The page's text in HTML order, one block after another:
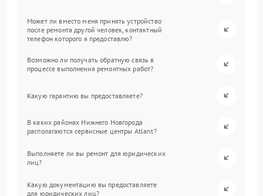
Может ли вместо меня принять устройство
после ремонта другой человек, контактный
телефон которого я предоставлю?
Возможно ли получать обратную связь в
процессе выполнения ремонтных работ?
Какую гарантию вы предоставляете?
В каких районах Нижнего Новгорода
располагаются сервисные центры Atlant?
Выполняете ли вы ремонт для юридических
лиц?
Какую документацию вы предоставляете
для юридических лиц?